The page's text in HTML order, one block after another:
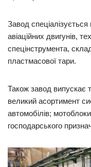
Завод
авіаційних двигунів,
спецінструмента,
пластмасової тари.
Також завод випускає
великий асортимент
автомобілів;
господарського